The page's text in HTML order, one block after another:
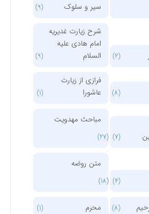
سیر و سلوک
شرح زیارت غدیریه
امام هادی علیه
السلام
فرازی از زیارت
عاشورا
مباحث مهدویت
(27)
متن روضه
(18)
محرم